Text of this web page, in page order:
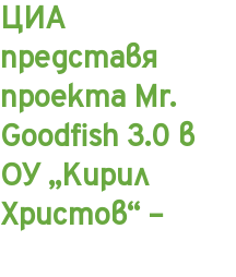
ЦИА
представя
проекта Mr.
Goodfish 3.0 в
ОУ „Кирил
Христов“ –